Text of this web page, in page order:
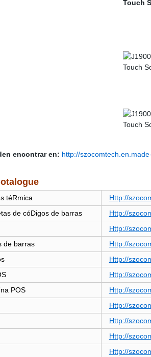
encontrar en: http://
téRmica
Http://
de cóDigos de barras
Http://
Http://
de barras
Http://
Http://
Http://
POS
Http://
Http://
Http://
Http://
Http://